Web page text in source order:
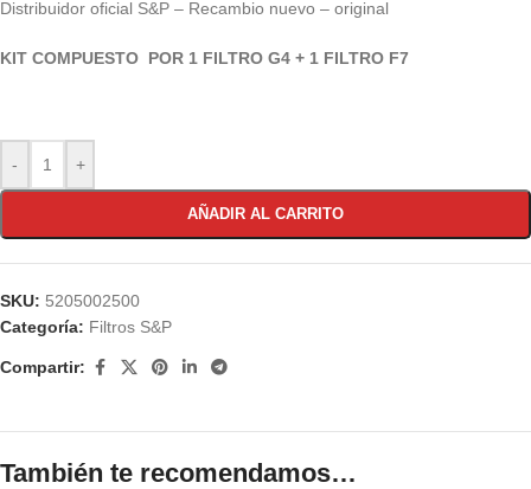
Distribuidor oficial S&P – Recambio nuevo – original
KIT COMPUESTO POR 1 FILTRO G4 + 1 FILTRO F7
- +
AÑADIR AL CARRITO
SKU: 5205002500
Categoría: Filtros S&P
Compartir:
También te recomendamos…